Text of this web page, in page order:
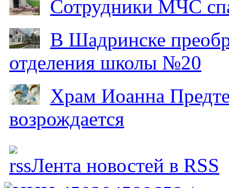
Сотрудники МЧС
В Шадринске
отделения школы №20
Храм Иоанна
возрождается
Лента новостей в RSS